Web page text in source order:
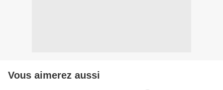
Vous aimerez aussi